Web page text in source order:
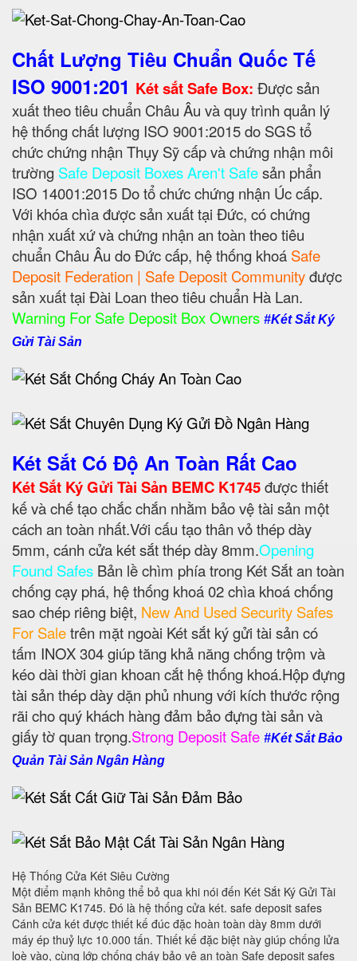
Chất Lượng Tiêu Chuẩn Quốc Tế
ISO 9001:201 Két sắt Safe Box: Được sản
xuất theo tiêu chuẩn Châu Âu và quy trình quản lý
hệ thống chất lượng ISO 9001:2015 do SGS tổ
chức chứng nhận Thụy Sỹ cấp và chứng nhận môi
trường Safe Deposit Boxes Aren't Safesản phẩn
ISO 14001:2015 Do tổ chức chứng nhận Úc cấp.
Với khóa chìa được sản xuất tại Đức, có chứng
nhận xuất xứ và chứng nhận an toàn theo tiêu
chuẩn Châu Âu do Đức cấp, hệ thống khoá Safe
Deposit Federation | Safe Deposit Communityđược
sản xuất tại Đài Loan theo tiêu chuẩn Hà Lan.
Warning For Safe Deposit Box Owners #Két Sắt Ký
Gửi Tài Sản
Két Sắt Có Độ An Toàn Rất Cao
Két Sắt Ký Gửi Tài Sản BEMC K1745được thiết
kế và chế tạo chắc chắn nhằm bảo vệ tài sản một
cách an toàn nhất.Với cấu tạo thân vỏ thép dày
5mm, cánh cửa két sắt thép dày 8mm.Opening
Found Safes Bản lề chìm phía trong Két Sắt an toàn
chống cạy phá, hệ thống khoá 02 chìa khoá chống
sao chép riêng biệt, New And Used Security Safes
For Saletrên mặt ngoài Két sắt ký gửi tài sản có
tấm INOX 304 giúp tăng khả năng chống trộm và
kéo dài thời gian khoan cắt hệ thống khoá.Hộp đựng
tài sản thép dày dặn phủ nhung với kích thước rộng
rãi cho quý khách hàng đảm bảo đựng tài sản và
giấy tờ quan trọng.Strong Deposit Safe #Két Sắt Bảo
Quản Tài Sản Ngân Hàng
Hệ Thống Cửa Két Siêu Cường
Một điểm mạnh không thể bỏ qua khi nói đến Két Sắt Ký Gửi Tài
Sản BEMC K1745. Đó là hệ thống cửa két. safe deposit safes
Cánh cửa két được thiết kế đúc đặc hoàn toàn dày 8mm dưới
máy ép thuỷ lực 10.000 tấn. Thiết kế đặc biệt này giúp chống lửa
loè vào, cùng lớp chống cháy bảo vệ an toàn Safe deposit safes